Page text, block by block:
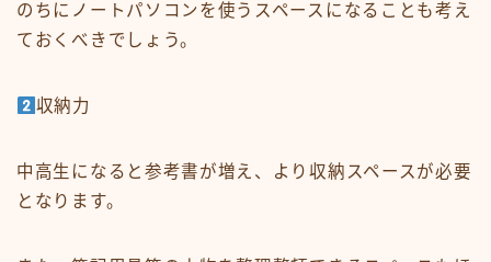
のちにノートパソコンを使うスペースになることも考え
ておくべきでしょう。
収納力
中高生になると参考書が増え、より収納スペースが必要
となります。